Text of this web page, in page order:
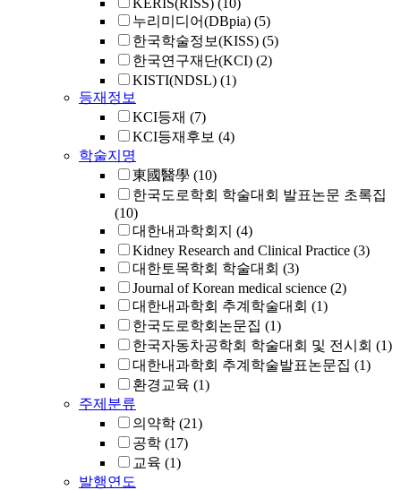
KERIS(RISS) (10)
누리미디어(DBpia) (5)
한국학술정보(KISS) (5)
한국연구재단(KCI) (2)
KISTI(NDSL) (1)
등재정보
KCI등재 (7)
KCI등재후보 (4)
학술지명
東國醫學 (10)
한국도로학회 학술대회 발표논문 초록집
(10)
대한내과학회지 (4)
Kidney Research and Clinical Practice (3)
대한토목학회 학술대회 (3)
Journal of Korean medical science (2)
대한내과학회 추계학술대회 (1)
한국도로학회논문집 (1)
한국자동차공학회 학술대회 및 전시회 (1)
대한내과학회 추계학술발표논문집 (1)
환경교육 (1)
주제분류
의약학 (21)
공학 (17)
교육 (1)
발행연도